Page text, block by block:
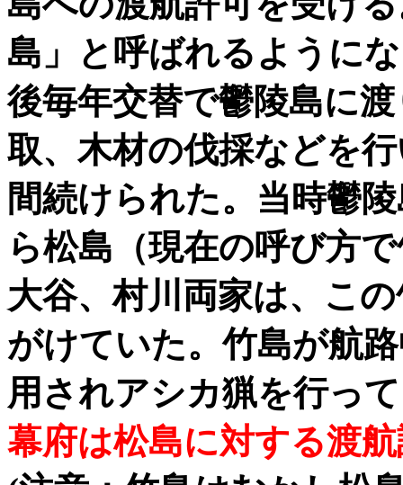
島」と呼ばれるように
後毎年交替で鬱陵島に
取、木材の伐採などを
間続けられた。当時鬱
ら松島（現在の呼び方
大谷、村川両家は、こ
がけていた。竹島が航
用されアシカ猟を行っ
幕府は松島に対する渡